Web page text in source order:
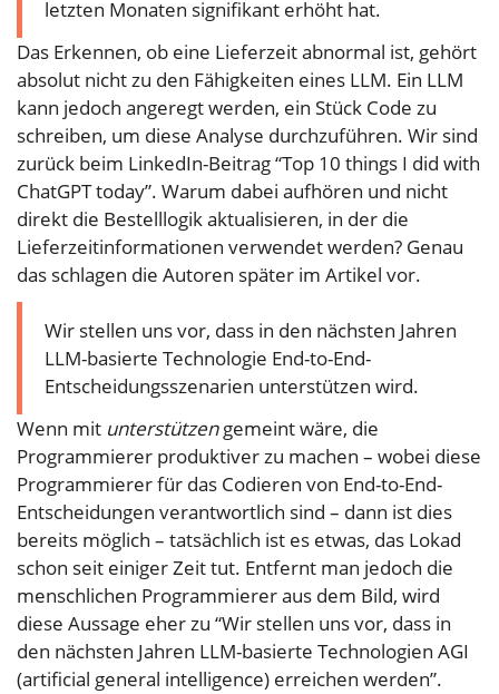
letzten Monaten signifikant erhöht hat.
Das Erkennen, ob eine Lieferzeit abnormal ist, gehört
absolut nicht zu den Fähigkeiten eines LLM. Ein LLM
kann jedoch angeregt werden, ein Stück Code zu
schreiben, um diese Analyse durchzuführen. Wir sind
zurück beim LinkedIn-Beitrag “Top 10 things I did with
ChatGPT today”. Warum dabei aufhören und nicht
direkt die Bestelllogik aktualisieren, in der die
Lieferzeitinformationen verwendet werden? Genau
das schlagen die Autoren später im Artikel vor.
Wir stellen uns vor, dass in den nächsten Jahren
LLM-basierte Technologie End-to-End-
Entscheidungsszenarien unterstützen wird.
Wenn mit unterstützengemeint wäre, die
Programmierer produktiver zu machen – wobei diese
Programmierer für das Codieren von End-to-End-
Entscheidungen verantwortlich sind – dann ist dies
bereits möglich – tatsächlich ist es etwas, das Lokad
schon seit einiger Zeit tut. Entfernt man jedoch die
menschlichen Programmierer aus dem Bild, wird
diese Aussage eher zu “Wir stellen uns vor, dass in
den nächsten Jahren LLM-basierte Technologien AGI
(artificial general intelligence) erreichen werden”.